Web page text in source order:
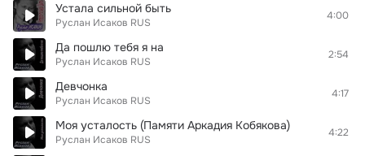
Устала сильной быть
Руслан Исаков RUS
4:00
Да пошлю тебя я на
Руслан Исаков RUS
2:54
Девчонка
Руслан Исаков RUS
4:17
Моя усталость (Памяти Аркадия Кобякова)
Руслан Исаков RUS
4:22